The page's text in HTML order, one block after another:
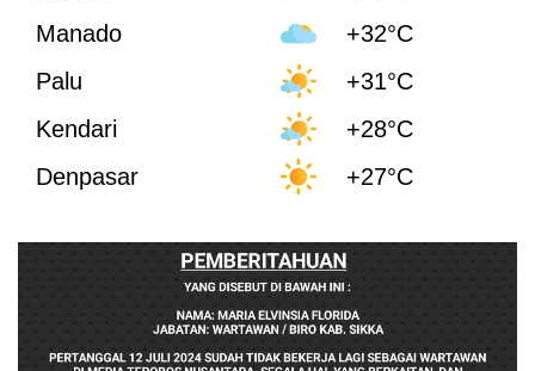
Manado
+32°C
Palu
+31°C
Kendari
+28°C
Denpasar
+27°C